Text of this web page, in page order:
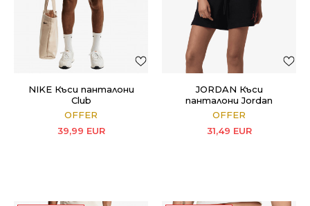
NIKE Къси панталони
Club
OFFER
39,99 EUR
JORDAN Къси
панталони Jordan
Jumpman
OFFER
31,49 EUR